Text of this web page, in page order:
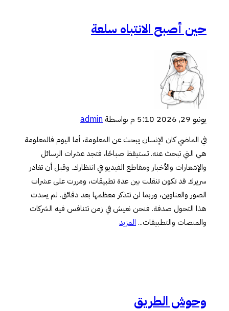
حين أصبح الانتباه سلعة
يونيو 29, 2026 5:10 م بواسطة admin
في الماضي كان الإنسان يبحث عن المعلومة، أما اليوم فالمعلومة
هي التي تبحث عنه. تستيقظ صباحًا، فتجد عشرات الرسائل
والإشعارات والأخبار ومقاطع الفيديو في انتظارك. وقبل أن تغادر
سريرك قد تكون تنقلت بين عدة تطبيقات، ومررت على عشرات
الصور والعناوين، وربما لن تتذكر معظمها بعد دقائق. لم يحدث
هذا التحول صدفة. فنحن نعيش في زمن تتنافس فيه الشركات
والمنصات والتطبيقات... المزيد
وحوش الطريق